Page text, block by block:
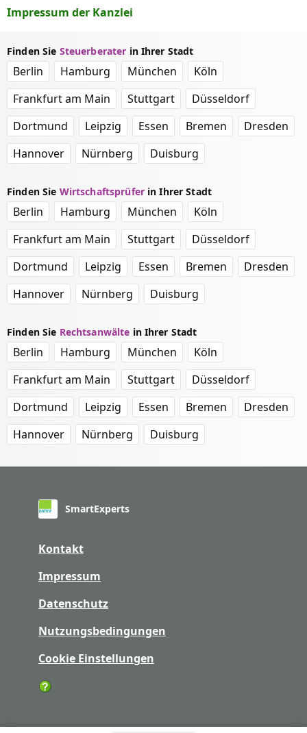
Impressum der Kanzlei
Finden Sie Steuerberater in Ihrer Stadt
Berlin Hamburg München
Köln
Frankfurt am Main
Stuttgart
Düsseldorf
Dortmund
Leipzig Essen Bremen
Dresden
Hannover
Nürnberg Duisburg
Finden Sie Wirtschaftsprüferin Ihrer Stadt
Berlin Hamburg München
Köln
Frankfurt am Main
Stuttgart
Düsseldorf
Dortmund
Leipzig Essen Bremen
Dresden
Hannover
Nürnberg Duisburg
Finden Sie Rechtsanwälte in Ihrer Stadt
Berlin Hamburg München
Köln
Frankfurt am Main
Stuttgart
Düsseldorf
Dortmund
Leipzig Essen Bremen
Dresden
Hannover
Nürnberg Duisburg
SmartExperts
Kontakt
Impressum
Datenschutz
Nutzungsbedingungen
Cookie Einstellungen